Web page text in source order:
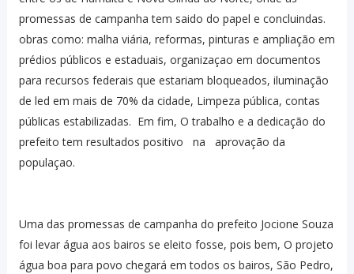
promessas de campanha tem saido do papel e concluindas.
obras como: malha viária, reformas, pinturas e ampliação em
prédios públicos e estaduais, organizaçao em documentos
para recursos federais que estariam bloqueados, iluminação
de led em mais de 70% da cidade, Limpeza pública, contas
públicas estabilizadas. Em fim, O trabalho e a dedicação do
prefeito tem resultados positivo na aprovação da
populaçao.
Uma das promessas de campanha do prefeito Jocione Souza
foi levar água aos bairos se eleito fosse, pois bem, O projeto
água boa para povo chegará em todos os bairos, São Pedro,